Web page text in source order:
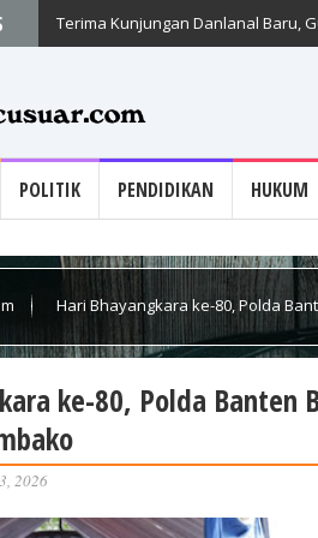
Terima Kunjungan Danlanal Baru,
POLITIK PENDIDIKAN HUKUM
Hari Bhayangkara ke-80, Polda
ke-80, Polda Banten
2026